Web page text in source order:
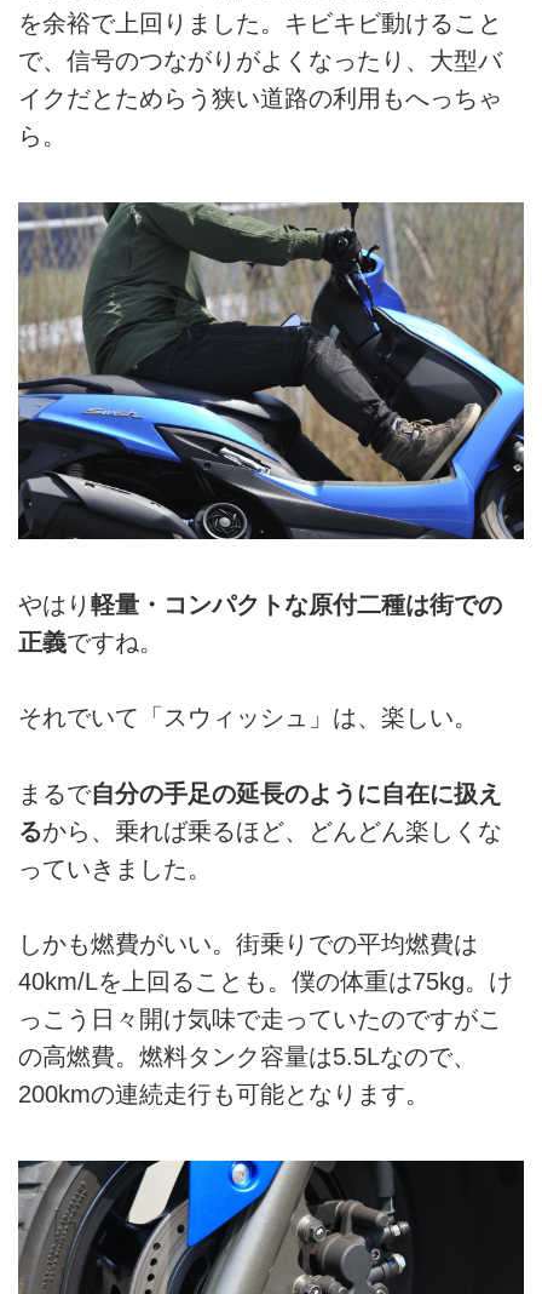
を余裕で上回りました。キビキビ動けること
で、信号のつながりがよくなったり、大型バ
イクだとためらう狭い道路の利用もへっちゃ
ら。
やはり 軽量・コンパクトな原付二種は街での
正義ですね。
それでいて「スウィッシュ」は、楽しい。
まるで自分の手足の延長のように自在に扱え
るから、乗れば乗るほど、どんどん楽しくな
っていきました。
しかも燃費がいい。街乗りでの平均燃費は
40km/Lを上回ることも。僕の体重は75kg。け
っこう日々開け気味で走っていたのですがこ
の高燃費。燃料タンク容量は5.5Lなので、
200kmの連続走行も可能となります。